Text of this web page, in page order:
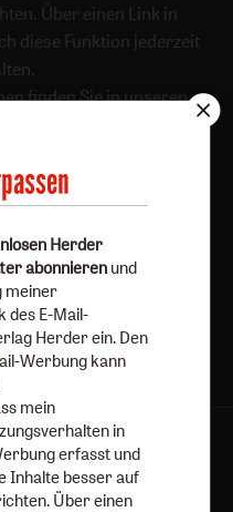
Über einen Link in
diese Funktion jederzeit
finden Sie in unseren
Jetzt anmelden
Datenschutz
Impressum
Herder
abonnieren und
meiner
des E-Mail-
Herder ein. Den
Werbung kann
mein
in
erfasst und
Inhalte besser auf
Über einen